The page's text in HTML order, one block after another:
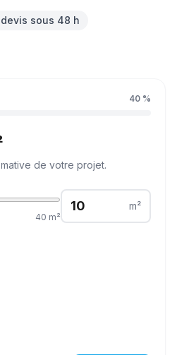
sous 48 h
40 %
de votre projet.
40 m²
m²